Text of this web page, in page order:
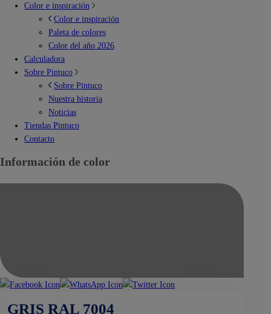
Color e inspiración
Color e inspiración
Paleta de colores
Color del año 2026
Calculadora
Sobre Pintuco
Sobre Pintuco
Nuestra historia
Noticias
Tiendas Pintuco
Contacto
Información de color
GRIS RAL 7004